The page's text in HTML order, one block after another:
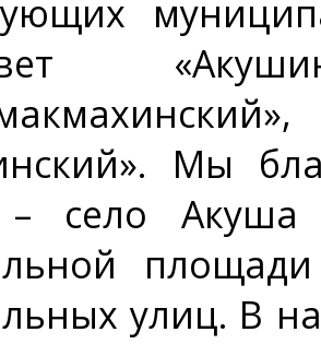
Мы
– село
улиц. В